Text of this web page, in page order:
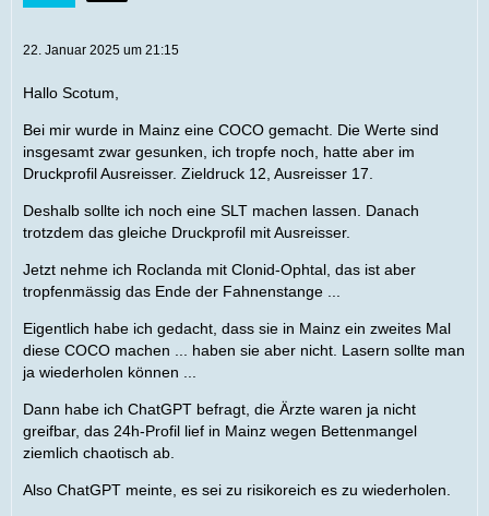
22. Januar 2025 um 21:15
Hallo Scotum,
Bei mir wurde in Mainz eine COCO gemacht. Die Werte sind
insgesamt zwar gesunken, ich tropfe noch, hatte aber im
Druckprofil Ausreisser. Zieldruck 12, Ausreisser 17.
Deshalb sollte ich noch eine SLT machen lassen. Danach
trotzdem das gleiche Druckprofil mit Ausreisser.
Jetzt nehme ich Roclanda mit Clonid-Ophtal, das ist aber
tropfenmässig das Ende der Fahnenstange ...
Eigentlich habe ich gedacht, dass sie in Mainz ein zweites Mal
diese COCO machen ... haben sie aber nicht. Lasern sollte man
ja wiederholen können ...
Dann habe ich ChatGPT befragt, die Ärzte waren ja nicht
greifbar, das 24h-Profil lief in Mainz wegen Bettenmangel
ziemlich chaotisch ab.
Also ChatGPT meinte, es sei zu risikoreich es zu wiederholen.